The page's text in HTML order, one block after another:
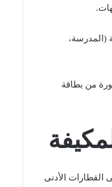
(المدرسة،
من بطاقة
القطارات الأدنى